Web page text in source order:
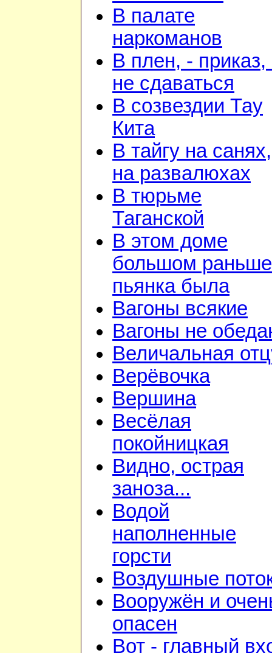
В палате
наркоманов
В плен, - приказ,
не сдаваться
В созвездии Тау
Кита
В тайгу на санях,
на развалюхах
В тюрьме
Таганской
В этом доме
большом раньше
пьянка была
Вагоны всякие
Вагоны не
Величальная
Верёвочка
Вершина
Весёлая
покойницкая
Видно, острая
заноза...
Водой
наполненные
горсти
Воздушные
Вооружён и
опасен
Вот - главный